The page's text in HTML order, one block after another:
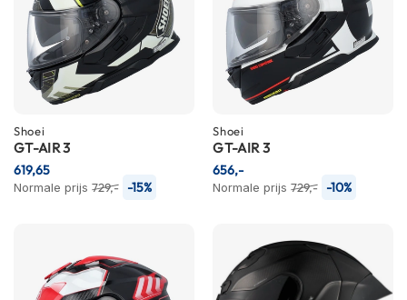
H
e
l
m
e
e
t
z
o
Shoei
GT-AIR 3
Normale prijs 729,- -15%
619,65
Shoei
GT-AIR 3
Normale prijs 729,- -10%
656,-